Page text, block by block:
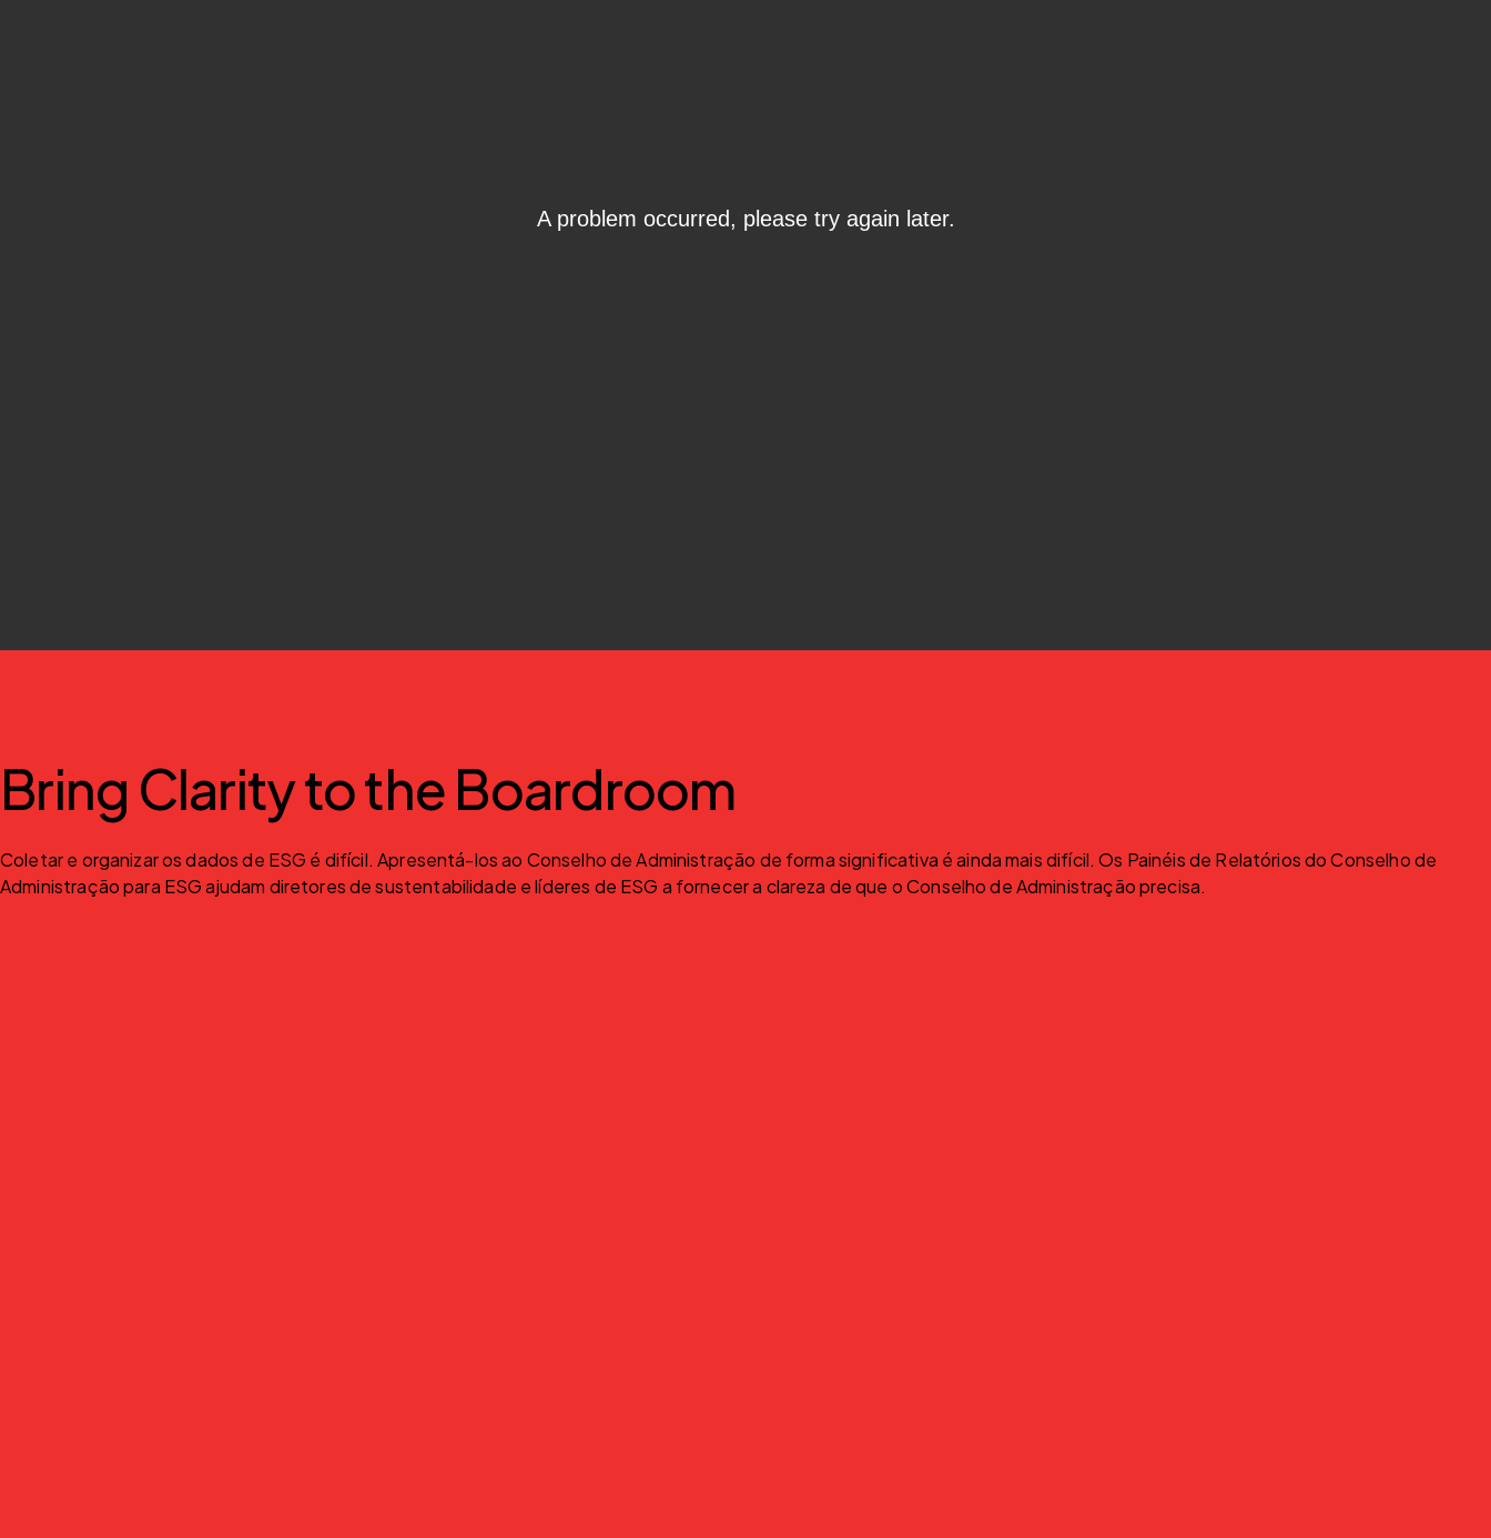
Bring Clarity to the Boardroom
Coletar e organizar os dados de ESG é difícil. Apresentá-los ao Conselho de Administração de forma significativa é ainda mais difícil. Os Painéis de Relatórios do Conselho de
Administração para ESG ajudam diretores de sustentabilidade e líderes de ESG a fornecer a clareza de que o Conselho de Administração precisa.